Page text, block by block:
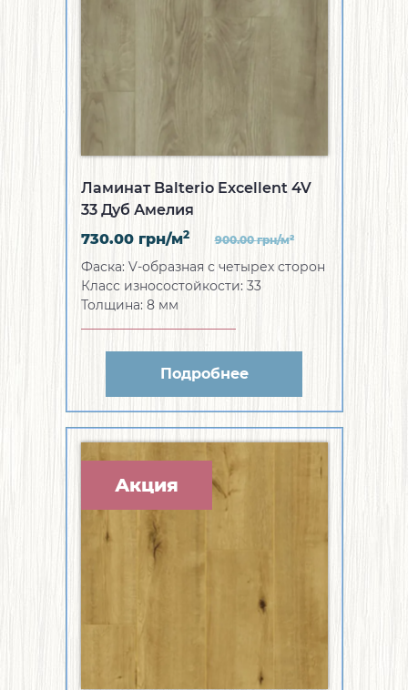
Ламинат Balterio Excellent 4V
33 Дуб Амелия
730.00 грн/м2 900.00грн/м2
Фаска: V-образная с четырех сторон
Класс износостойкости: 33
Толщина: 8 мм
Подробнее
Акция